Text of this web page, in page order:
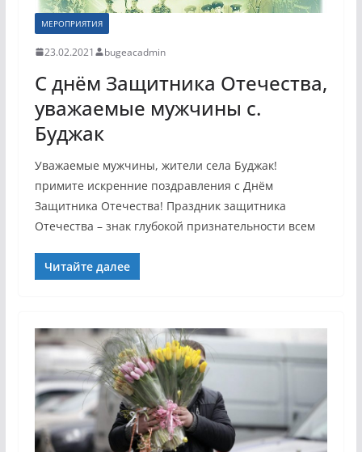
МЕРОПРИЯТИЯ
23.02.2021 bugeacadmin
С днём Защитника Отечества,
уважаемые мужчины с.
Буджак
Уважаемые мужчины, жители села Буджак!
примите искренние поздравления с Днём
Защитника Отечества! Праздник защитника
Отечества – знак глубокой признательности всем
Читайте далее